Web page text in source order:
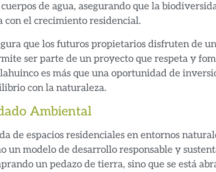
de agua, asegurando que la
con el crecimiento residencial.
que los futuros propietarios disfruten de
ser parte de un proyecto que respeta y
es más que una oportunidad de
con la naturaleza.
Ambiental
de espacios residenciales en entornos
un modelo de desarrollo responsable y
un pedazo de tierra, sino que se está